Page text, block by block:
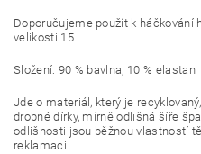
Doporučujeme použít k háčkování
velikosti 15.
Složení: 90 % bavlna, 10 % elastan
Jde o materiál, který je
drobné dírky, mírně odlišná šíře
odlišnosti jsou běžnou vlastností
reklamaci.